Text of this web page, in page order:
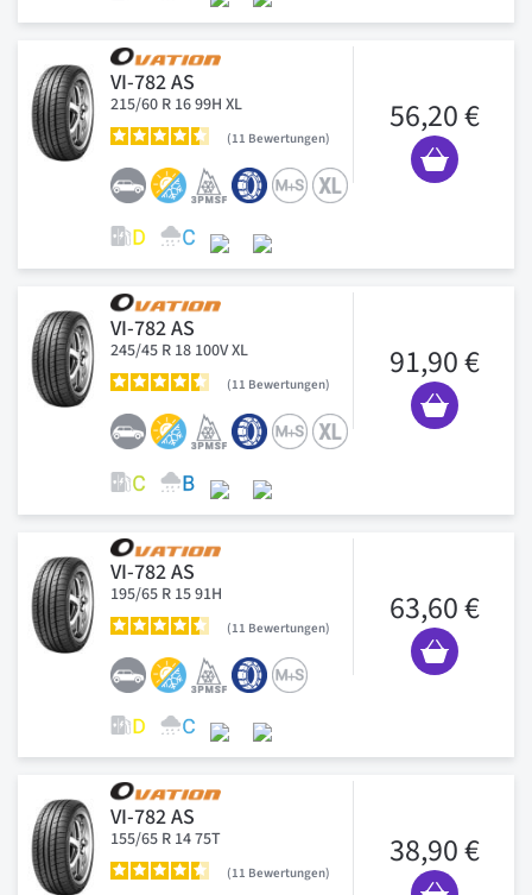
VI-782 AS
215/60 R 16 99H XL
11 Bewertungen
56,20 €
VI-782 AS
245/45 R 18 100V XL
11 Bewertungen
91,90 €
VI-782 AS
195/65 R 15 91H
11 Bewertungen 63,60 €
VI-782 AS
155/65 R 14 75T
11 Bewertungen
38,90 €